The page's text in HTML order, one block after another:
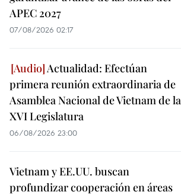
APEC 2027
07/08/2026 02:17
Actualidad: Efectúan
primera reunión extraordinaria de
Asamblea Nacional de Vietnam de la
XVI Legislatura
06/08/2026 23:00
Vietnam y EE.UU. buscan
profundizar cooperación en áreas